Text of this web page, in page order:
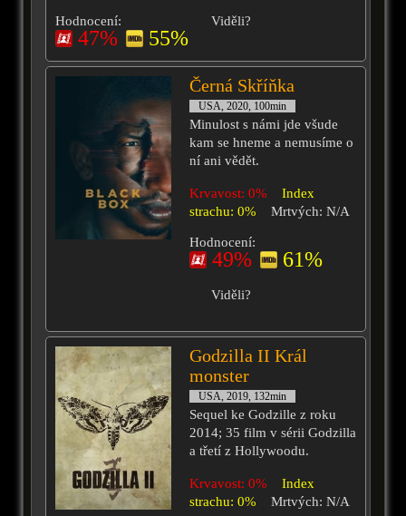
Hodnocení:
47% 55%
Viděli?
Černá Skříňka
USA, 2020, 100min
Minulost s námi jde všude
kam se hneme a nemusíme o
ní ani vědět.
Krvavost: 0%
Index
strachu: 0%
Mrtvých: N/A
Hodnocení:
49% 61%
Viděli?
Godzilla II Král
monster
USA, 2019, 132min
Sequel ke Godzille z roku
2014; 35 film v sérii Godzilla
a třetí z Hollywoodu.
Krvavost: 0%
Index
strachu: 0%
Mrtvých: N/A